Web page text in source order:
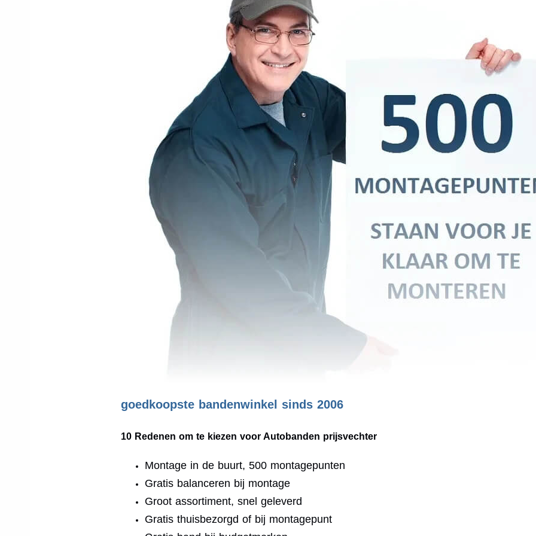
goedkoopste bandenwinkel sinds 2006
10 Redenen om te kiezen voor Autobanden prijsvechter
Montage in de buurt, 500 montagepunten
Gratis balanceren bij montage
Groot assortiment, snel geleverd
Gratis thuisbezorgd of bij montagepunt